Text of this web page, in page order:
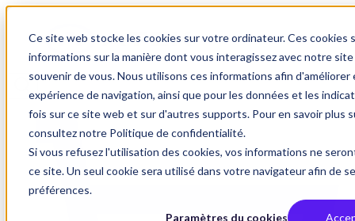
Ce site web stocke les cookies sur votre ordinateur. Ces
informations sur la manière dont vous interagissez avec notre
souvenir de vous. Nous utilisons ces informations afin
expérience de navigation, ainsi que pour les données et les
fois sur ce site web et sur d'autres supports. Pour en savoir plus
consultez notre Politique de confidentialité.
Si vous refusez l'utilisation des cookies, vos informations ne
ce site. Un seul cookie sera utilisé dans votre navigateur afin de
préférences.
Paramètres du cookies